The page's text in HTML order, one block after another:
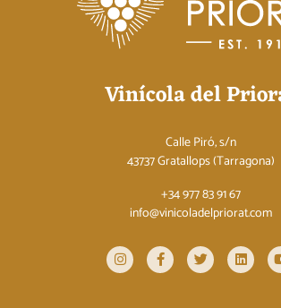
Vinícola del
Calle Piró, s/n
43737 Gratallops (Tarragona)
+34 977 83 91 67
info@vinicoladelpriorat.com